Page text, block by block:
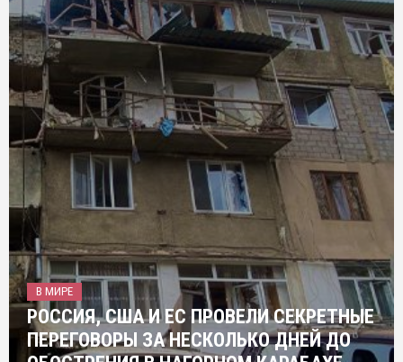
В МИРЕ
РОССИЯ, США И ЕС ПРОВЕЛИ СЕКРЕТНЫЕ
ПЕРЕГОВОРЫ ЗА НЕСКОЛЬКО ДНЕЙ ДО